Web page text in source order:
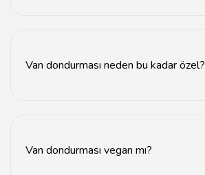
Van dondurması neden bu kadar özel?
Van dondurması vegan mı?